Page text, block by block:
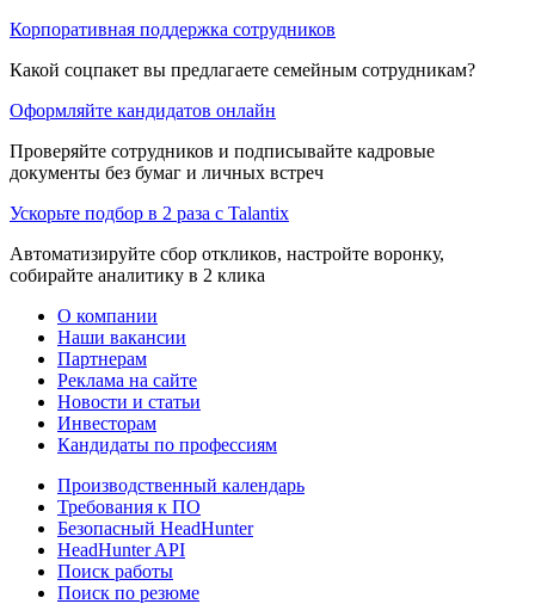
Корпоративная поддержка сотрудников
Какой соцпакет вы предлагаете семейным сотрудникам?
Оформляйте кандидатов онлайн
Проверяйте сотрудников и подписывайте кадровые
документы без бумаг и личных встреч
Ускорьте подбор в 2 раза с Talantix
Автоматизируйте сбор откликов, настройте воронку,
собирайте аналитику в 2 клика
О компании
Наши вакансии
Партнерам
Реклама на сайте
Новости и статьи
Инвесторам
Кандидаты по профессиям
Производственный календарь
Требования к ПО
Безопасный HeadHunter
HeadHunter API
Поиск работы
Поиск по резюме